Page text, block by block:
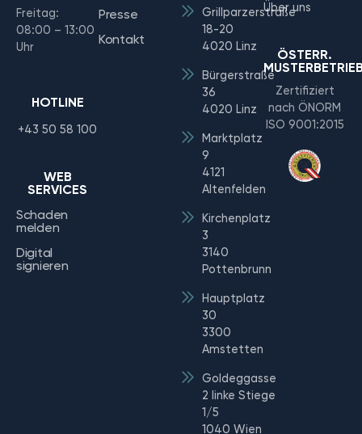
Freitag:
08:00 – 13:00
Uhr
HOTLINE
+43 50 58 100
WEB
SERVICES
Schaden
melden
Digital
signieren
Presse
Kontakt
Grillparzerstraße
18-20
4020 Linz
Bürgerstraße
36
4020 Linz
Marktplatz
9
4121
Altenfelden
Kirchenplatz
3
3140
Pottenbrunn
Hauptplatz
30
3300
Amstetten
Goldeggasse
2 linke Stiege
1/5
1040 Wien
Über uns
ÖSTERR.
Zertifiziert
nach ÖNORM
ISO 9001:2015